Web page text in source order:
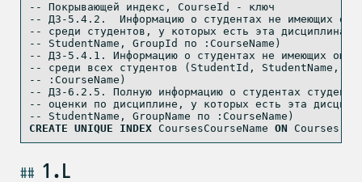
-- Покрывающей индекс, CourseId - ключ
-- ДЗ-5.4.2.  Информацию о студентах не имеющих
-- среди студентов, у которых есть эта дисциплина
-- StudentName, GroupId по :CourseName)
-- ДЗ-5.4.1. Информацию о студентах не имеющих
-- среди всех студентов (StudentId, StudentName,
-- :CourseName)
-- ДЗ-6.2.5. Полную информацию о студентах
-- оценки по дисциплине, у которых есть эта
-- StudentName, GroupName по :CourseName)
CREATE UNIQUE INDEX CoursesCourseName ON Courses
1.L